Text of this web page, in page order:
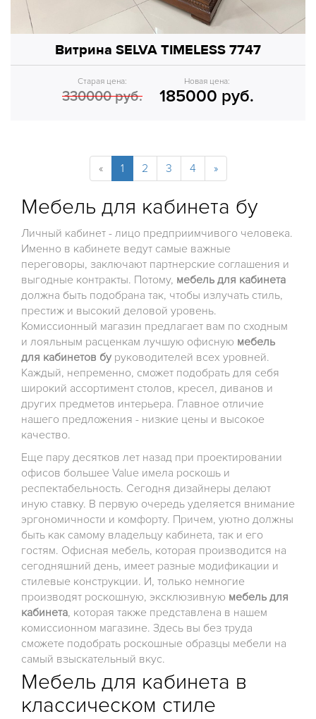
Витрина SELVA TIMELESS 7747
Старая цена:
330000 руб.
Новая цена:
185000 руб.
« 1 2 3 4 »
Мебель для кабинета бу
Личный кабинет - лицо предприимчивого человека.
Именно в кабинете ведут самые важные
переговоры, заключают партнерские соглашения и
выгодные контракты. Потому, мебель для кабинета
должна быть подобрана так, чтобы излучать стиль,
престиж и высокий деловой уровень.
Комиссионный магазин предлагает вам по сходным
и лояльным расценкам лучшую офисную мебель
для кабинетов бу руководителей всех уровней.
Каждый, непременно, сможет подобрать для себя
широкий ассортимент столов, кресел, диванов и
других предметов интерьера. Главное отличие
нашего предложения - низкие цены и высокое
качество.
Еще пару десятков лет назад при проектировании
офисов большее Value имела роскошь и
респектабельность. Сегодня дизайнеры делают
иную ставку. В первую очередь уделяется внимание
эргономичности и комфорту. Причем, уютно должны
быть как самому владельцу кабинета, так и его
гостям. Офисная мебель, которая производится на
сегодняшний день, имеет разные модификации и
стилевые конструкции. И, только немногие
производят роскошную, эксклюзивную мебель для
кабинета, которая также представлена в нашем
комиссионном магазине. Здесь вы без труда
сможете подобрать роскошные образцы мебели на
самый взыскательный вкус.
Мебель для кабинета в
классическом стиле